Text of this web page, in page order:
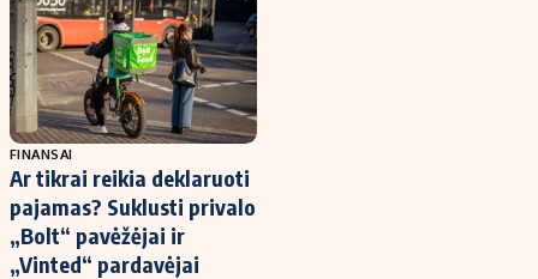
Kriptovaliutos
Infliacija
Migracija
Redakcija
Apie mus
Redakcijos politika
FINANSAI
Ar tikrai reikia deklaruoti
pajamas? Suklusti privalo
„Bolt“ pavėžėjai ir
„Vinted“ pardavėjai